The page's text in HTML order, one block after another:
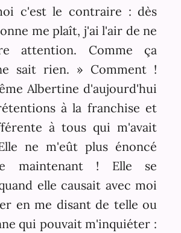
c'est le contraire : dès
me plaît, j'ai l'air de ne
attention. Comme ça
sait rien. » Comment !
Albertine d'aujourd'hui
à la franchise et
à tous qui m'avait
ne m'eût plus énoncé
maintenant ! Elle se
elle causait avec moi
en me disant de telle ou
qui pouvait m'inquiéter :